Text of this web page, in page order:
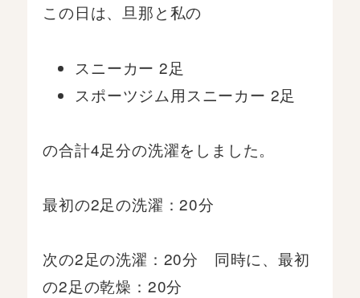
この日は、旦那と私の
スニーカー 2足
スポーツジム用スニーカー 2足
の合計4足分の洗濯をしました。
最初の2足の洗濯：20分
次の2足の洗濯：20分 同時に、最初
の2足の乾燥：20分